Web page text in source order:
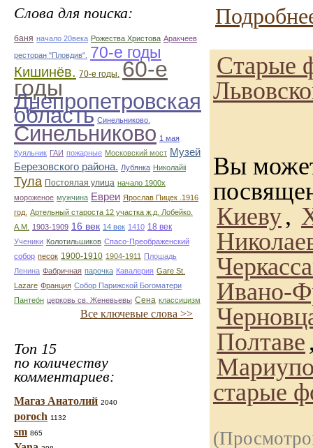
Слова для поиска:
баня начало 20века Рожества Христова Аракчеев
ресторан "Пловдив".
70-е годы
Кишинёв. 70-е годы. 60-е
годы
Днепропетровская
область Синельниково.
Синельниково 1 мая
Куяльник ГАИ пожарные Московский мост Музей
Березовского района. Лубянка Николайii
Тула Постоялая улица начало 1900х
мороженое мужчина Евреи Ярослав Пицек .1916
год. Артельный староста 12 участка ж.д. Лобейко.
А.М.
1903-1909 16 век 14 век 1410 18 век
Ученики Колотильшиков Спасо-Преображенский
собор песок 1900-1910 1904-1911 Плошадь
Ленина Фабричная парочка Кавалерия Gare St.
Lazare Франция Собор Парижской Богоматери
Пантео́н церковь св. Женевьевы Сена классицизм
Все ключевые слова >>
Топ 15
по количеству
комментариев:
Магаз Анатолий 2040
poroch 1132
sm 865
Старые
Вы
Киеву,
Ивано-
Полтаве
старые